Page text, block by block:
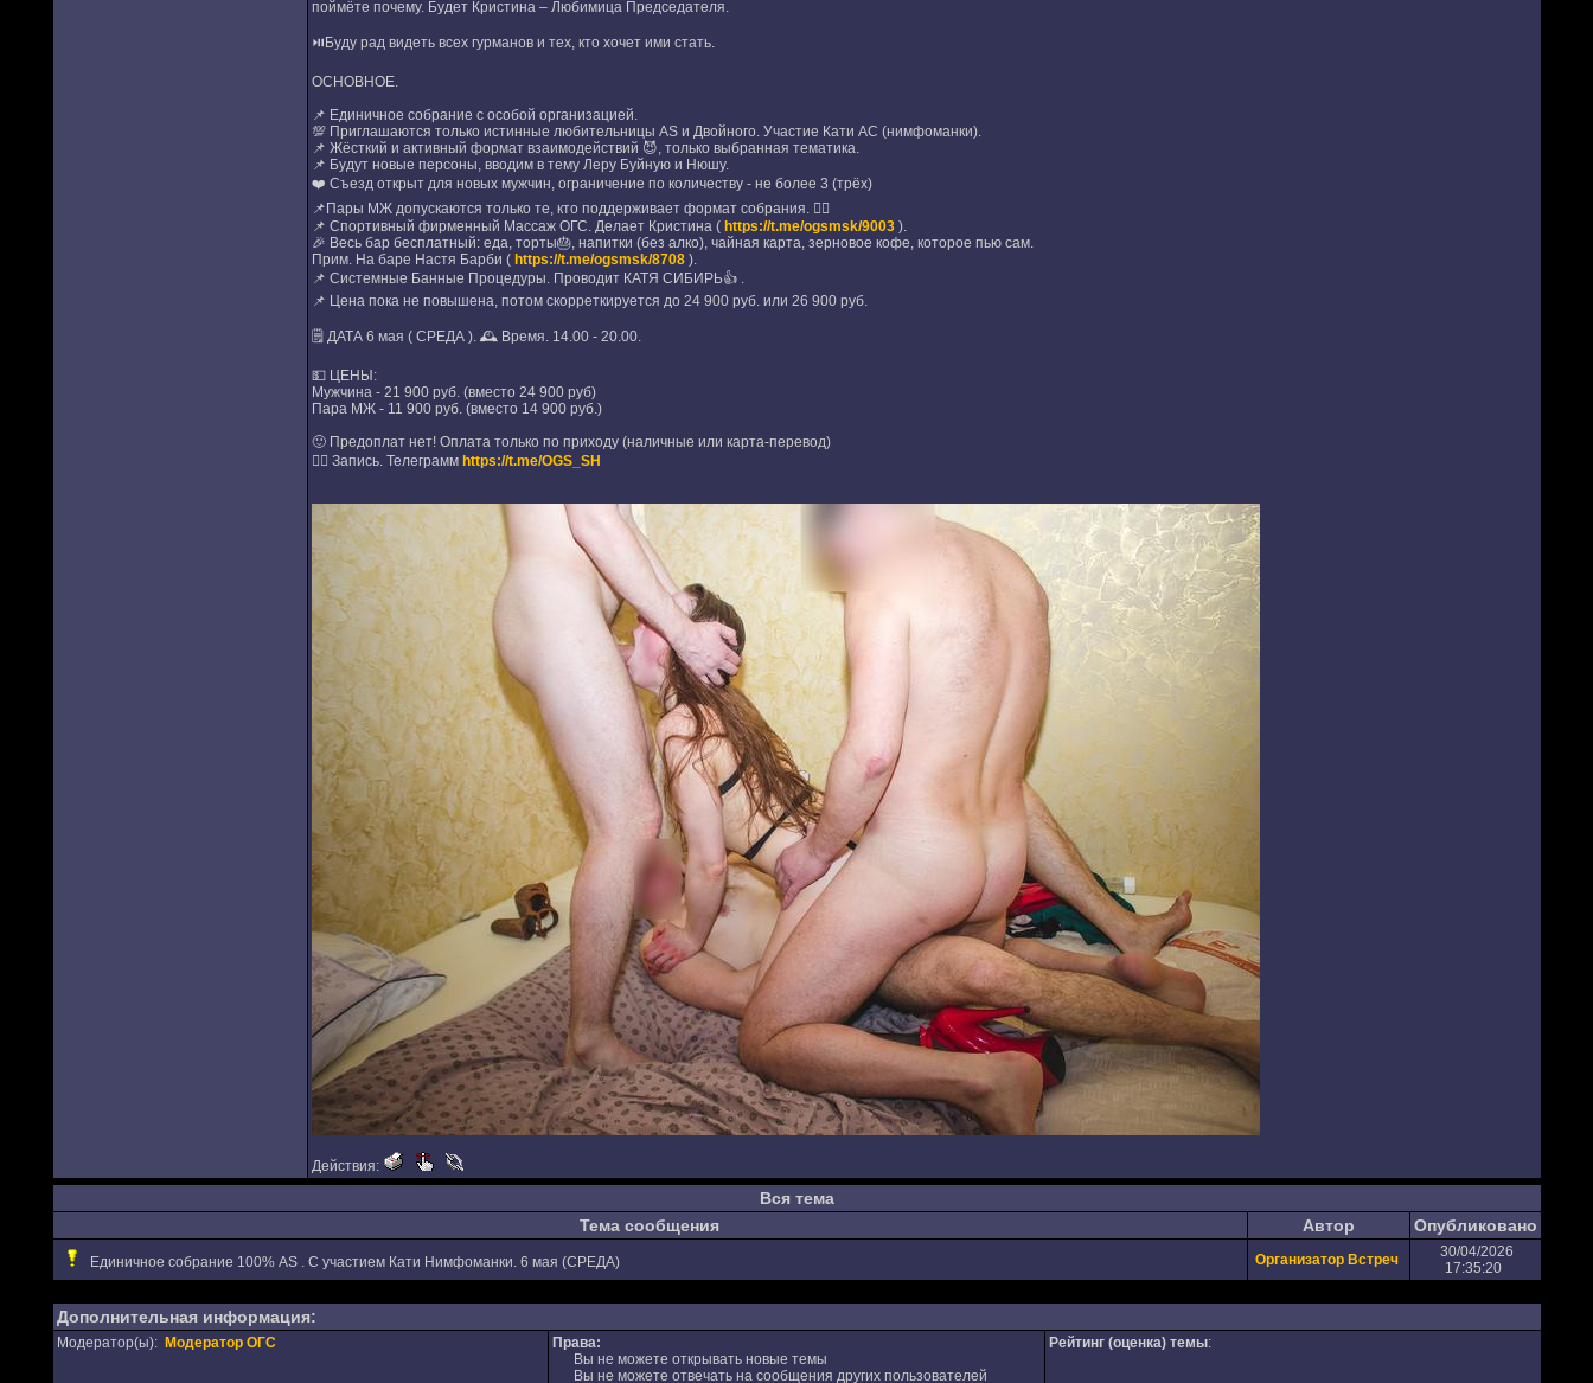
поймёте почему. Будет Кристина – Любимица Председателя.
⏯️Буду рад видеть всех гурманов и тех, кто хочет ими стать.
ОСНОВНОЕ.
📌 Единичное собрание с особой организацией.
💯 Приглашаются только истинные любительницы AS и Двойного. Участие Кати АС (нимфоманки).
📌 Жёсткий и активный формат взаимодействий 😈, только выбранная тематика.
📌 Будут новые персоны, вводим в тему Леру Буйную и Нюшу.
❤️ Съезд открыт для новых мужчин, ограничение по количеству - не более 3 (трёх)
📌Пары МЖ допускаются только те, кто поддерживает формат собрания. ☝🏻
📌 Спортивный фирменный Массаж ОГС. Делает Кристина ( https://t.me/ogsmsk/9003).
🎉 Весь бар бесплатный: еда, торты🎂, напитки (без алко), чайная карта, зерновое кофе, которое пью сам.
Прим. На баре Настя Барби ( https://t.me/ogsmsk/8708).
📌 Системные Банные Процедуры. Проводит КАТЯ СИБИРЬ👍 .
📌 Цена пока не повышена, потом скорреткируется до 24 900 руб. или 26 900 руб.
🗒 ДАТА 6 мая ( СРЕДА ). 🕰 Время. 14.00 - 20.00.
💵 ЦЕНЫ:
Мужчина - 21 900 руб. (вместо 24 900 руб)
Пара МЖ - 11 900 руб. (вместо 14 900 руб.)
🙂 Предоплат нет! Оплата только по приходу (наличные или карта-перевод)
✍🏻 Запись. Телеграмм https://t.me/OGS_SH
Действия:
Вся тема
Тема сообщения
Автор Опубликовано
Единичное собрание 100% AS . С участием Кати Нимфoманки. 6 мая (СРЕДА) Организатор Встреч
30/04/2026
17:35:20
Дополнительная информация:
Модератор(ы): Модератор ОГС
Права:
Вы не можете открывать новые темы
Вы не можете отвечать на сообщения других пользователей
Рейтинг (оценка) темы: